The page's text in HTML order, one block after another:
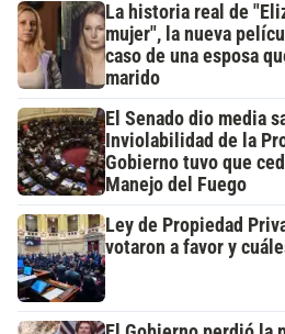
La historia real de
mujer", la nueva
caso de una esposa
marido
El Senado dio media
Inviolabilidad de la
Gobierno tuvo que
Manejo del Fuego
Ley de Propiedad
votaron a favor y